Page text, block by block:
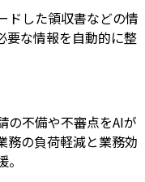
ドした領収書などの情
要な情報を自動的に整
の不備や不審点をAIが
務の負荷軽減と業務効